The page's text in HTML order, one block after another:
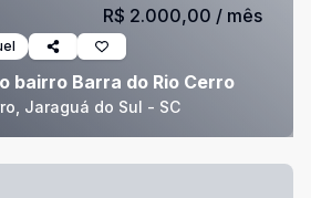
bairro Barra do Rio Cerro
Jaraguá do Sul - SC
R$ 2.000,00 / mês